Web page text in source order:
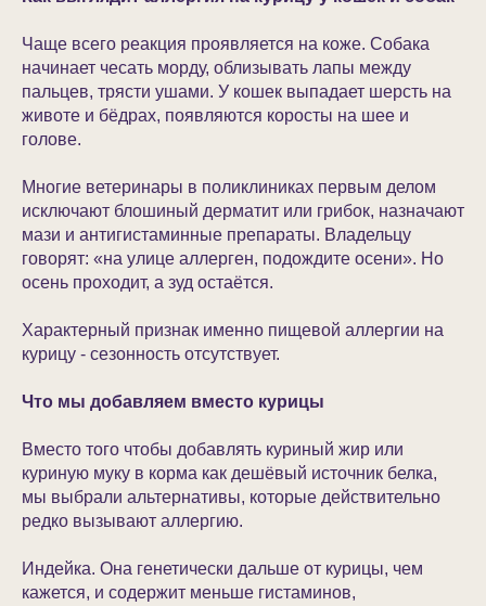
Чаще всего реакция проявляется на коже. Собака
начинает чесать морду, облизывать лапы между
пальцев, трясти ушами. У кошек выпадает шерсть на
животе и бёдрах, появляются коросты на шее и
голове.
Многие ветеринары в поликлиниках первым делом
исключают блошиный дерматит или грибок, назначают
мази и антигистаминные препараты. Владельцу
говорят: «на улице аллерген, подождите осени». Но
осень проходит, а зуд остаётся.
Характерный признак именно пищевой аллергии на
курицу - сезонность отсутствует.
Что мы добавляем вместо курицы
Вместо того чтобы добавлять куриный жир или
куриную муку в корма как дешёвый источник белка,
мы выбрали альтернативы, которые действительно
редко вызывают аллергию.
Индейка. Она генетически дальше от курицы, чем
кажется, и содержит меньше гистаминов,